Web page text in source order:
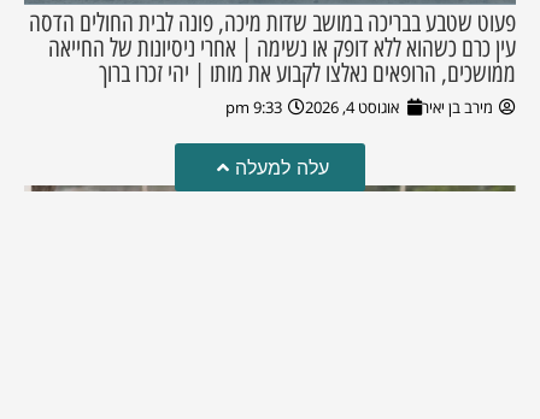
פעוט שטבע בבריכה במושב שדות מיכה, פונה לבית החולים הדסה
עין כרם כשהוא ללא דופק או נשימה | אחרי ניסיונות של החייאה
ממושכים, הרופאים נאלצו לקבוע את מותו | יהי זכרו ברוך
מירב בן יאיר אוגוסט 4, 2026 9:33 pm
עלה למעלה